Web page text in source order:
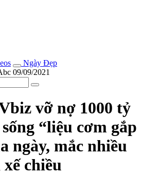
Ngày Đẹp
09/09/2021
vỡ nợ 1000 tỷ
“liệu cơm gắp
ngày, mắc nhiều
chiều